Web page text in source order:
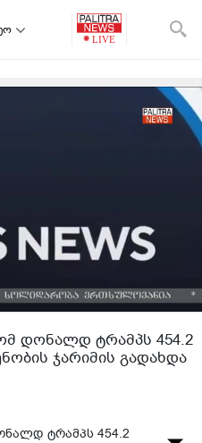
დონალდ ტრამპს 454.2
ჯარიმის გადახდა
ტრამპს 454.2